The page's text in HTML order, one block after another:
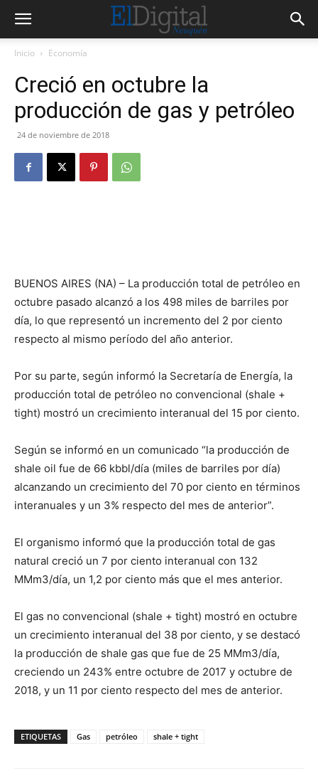
Inicio Economía
Creció en octubre la
producción de gas y petróleo
24 de noviembre de 2018
BUENOS AIRES (NA) – La producción total de petróleo en
octubre pasado alcanzó a los 498 miles de barriles por
día, lo que representó un incremento del 2 por ciento
respecto al mismo período del año anterior.
Por su parte, según informó la Secretaría de Energía, la
producción total de petróleo no convencional (shale +
tight) mostró un crecimiento interanual del 15 por ciento.
Según se informó en un comunicado “la producción de
shale oil fue de 66 kbbl/día (miles de barriles por día)
alcanzando un crecimiento del 70 por ciento en términos
interanuales y un 3% respecto del mes de anterior”.
El organismo informó que la producción total de gas
natural creció un 7 por ciento interanual con 132
MMm3/día, un 1,2 por ciento más que el mes anterior.
El gas no convencional (shale + tight) mostró en octubre
un crecimiento interanual del 38 por ciento, y se destacó
la producción de shale gas que fue de 25 MMm3/día,
creciendo un 243% entre octubre de 2017 y octubre de
2018, y un 11 por ciento respecto del mes de anterior.
ETIQUETAS Gas petróleo shale + tight